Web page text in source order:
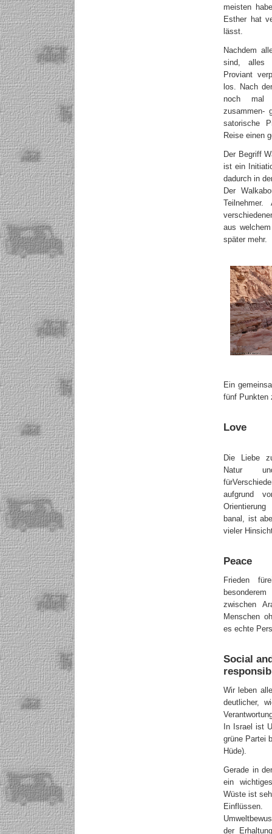
meisten
Esther hat
lässt.
Nachdem
sind, alles
Proviant
los. Nach
noch mal
zusammen-
satorische
Reise einen
Der Begriff
ist ein
dadurch in
Der
aus
später mehr.
Ein
fünf Punkten
Love
Die Liebe
Natur
aufgrund
banal, ist
vieler
Peace
Frieden
zwischen
Menschen
es echte
Social
Wir leben
deutlicher,
In Israel ist
grüne Partei
Hüde).
Gerade in
ein
Wüste ist
der